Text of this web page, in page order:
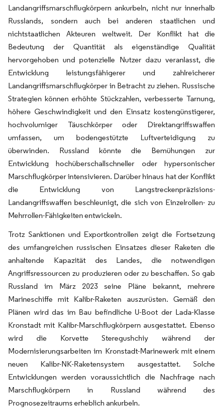
Landangriffsmarschflugkörpern ankurbeln, nicht nur innerhalb
Russlands, sondern auch bei anderen staatlichen und
nichtstaatlichen Akteuren weltweit. Der Konflikt hat die
Bedeutung der Quantität als eigenständige Qualität
hervorgehoben und potenzielle Nutzer dazu veranlasst, die
Entwicklung leistungsfähigerer und zahlreicherer
Landangriffsmarschflugkörper in Betracht zu ziehen. Russische
Strategien können erhöhte Stückzahlen, verbesserte Tarnung,
höhere Geschwindigkeit und den Einsatz kostengünstigerer,
hochvolumiger Täuschkörper oder Direktangriffswaffen
umfassen, um bodengestützte Luftverteidigung zu
überwinden. Russland könnte die Bemühungen zur
Entwicklung hochüberschallschneller oder hypersonischer
Marschflugkörper intensivieren. Darüber hinaus hat der Konflikt
die Entwicklung von Langstreckenpräzisions-
Landangriffswaffen beschleunigt, die sich von Einzelrollen- zu
Mehrrollen-Fähigkeiten entwickeln.
Trotz Sanktionen und Exportkontrollen zeigt die Fortsetzung
des umfangreichen russischen Einsatzes dieser Raketen die
anhaltende Kapazität des Landes, die notwendigen
Angriffsressourcen zu produzieren oder zu beschaffen. So gab
Russland im März 2023 seine Pläne bekannt, mehrere
Marineschiffe mit Kalibr-Raketen auszurüsten. Gemäß den
Plänen wird das im Bau befindliche U-Boot der Lada-Klasse
Kronstadt mit Kalibr-Marschflugkörpern ausgestattet. Ebenso
wird die Korvette Steregushchiy während der
Modernisierungsarbeiten im Kronstadt-Marinewerk mit einem
neuen Kalibr-NK-Raketensystem ausgestattet. Solche
Entwicklungen werden voraussichtlich die Nachfrage nach
Marschflugkörpern in Russland während des
Prognosezeitraums erheblich ankurbeln.